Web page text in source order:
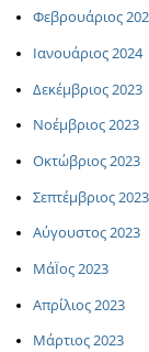
Φεβρουάριος
Ιανουάριος 2024
Δεκέμβριος 2023
Νοέμβριος 2023
Οκτώβριος 2023
Σεπτέμβριος 2023
Αύγουστος 2023
ΜάΪος 2023
Απρίλιος 2023
Μάρτιος 2023